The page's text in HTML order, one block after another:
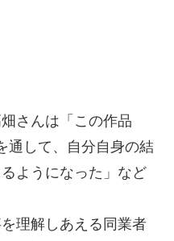
さんは「この作品
通して、自分自身の結
ようになった」など
理解しあえる同業者